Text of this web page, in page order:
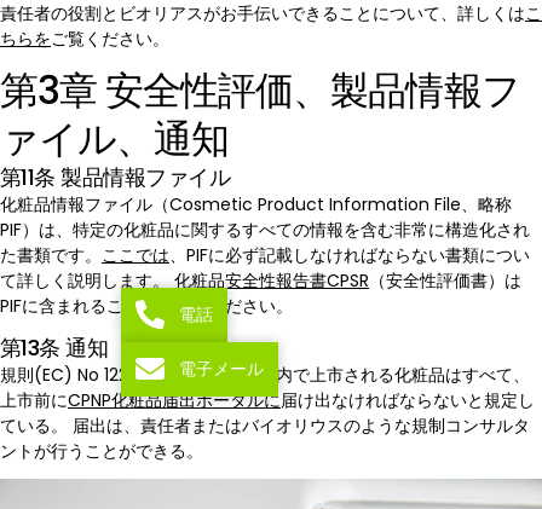
責任者の役割とビオリアスがお手伝いできることについて、詳しくはこ
ちらをご覧ください。
第3章 安全性評価、製品情報フ
ァイル、通知
第11条 製品情報ファイル
化粧品情報ファイル（Cosmetic Product Information File、略称
PIF）は、特定の化粧品に関するすべての情報を含む非常に構造化され
た書類です。 ここでは、PIFに必ず記載しなければならない書類につい
て詳しく説明します。化粧品安全性報告書CPSR （安全性評価書）は
PIFに含まれることにご留意ください。
第13条 通知
規則(EC) No 1223/2009では、EU域内で上市される化粧品はすべて、
上市前にCPNP化粧品届出ポータルに届け出なければならないと規定し
ている。 届出は、責任者またはバイオリウスのような規制コンサルタ
ントが行うことができる。
電話
電子メール